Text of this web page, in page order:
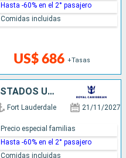
US$ 686 +Tasas
Hasta -60% en el 2° pasajero
Comidas incluidas
BAHAMAS, JAMAICA, HAITI, ESTADOS UNIDOS
Fort Lauderdale 21/11/2027
Precio especial familias
Hasta -60% en el 2° pasajero
Comidas incluidas